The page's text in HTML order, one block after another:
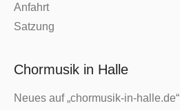
Anfahrt
Satzung
Chormusik in Halle
Neues auf „chormusik-in-halle.de“